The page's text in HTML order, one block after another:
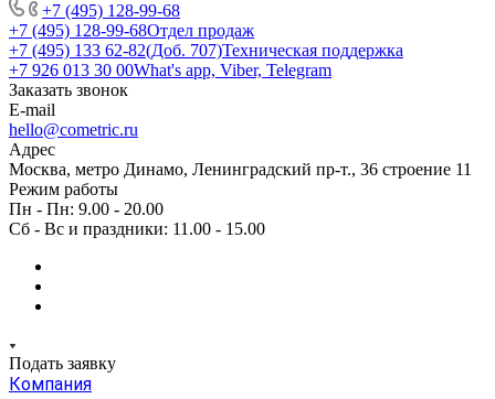
+7 (495) 128-99-68
+7 (495) 128-99-68Отдел продаж
+7 (495) 133 62-82(Доб. 707)Техническая поддержка
+7 926 013 30 00What's app, Viber, Telegram
Заказать звонок
E-mail
hello@cometric.ru
Адрес
Москва, метро Динамо, Ленинградский пр-т., 36 строение 11
Режим работы
Пн - Пн: 9.00 - 20.00
Сб - Вс и праздники: 11.00 - 15.00
Подать заявку
Компания